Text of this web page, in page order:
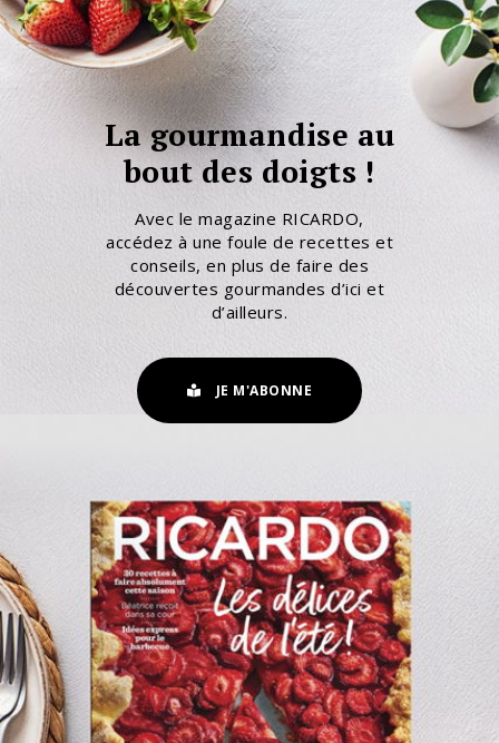
La gourmandise au
bout des doigts !
Avec le magazine RICARDO,
accédez à une foule de recettes et
conseils, en plus de faire des
découvertes gourmandes d’ici et
d’ailleurs.
JE M'ABONNE